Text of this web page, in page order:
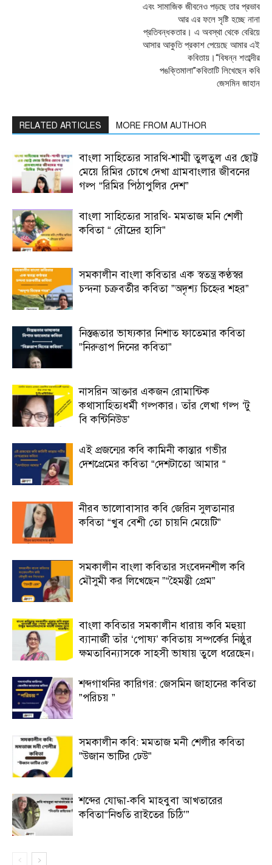
এবং সামাজিক জীবনেও পড়ছে তার প্রভাব
আর এর ফলে সৃষ্টি হচ্ছে নানা
প্রতিবন্ধকতার। এ অবস্থা থেকে বেরিয়ে
আসার আকুতি প্রকাশ পেয়েছে আমার এই
কবিতায়।“বিষন্ন শতাব্দীর
পঙক্তিমালা”কবিতাটি লিখেছেন কবি
জেসমিন জাহান
RELATED ARTICLES MORE FROM AUTHOR
বাংলা সাহিত্যের সারথি-শাম্মী তুলতুল এর ছোট্ট
মেয়ে রিমির চোখে দেখা গ্রামবাংলার জীবনের
গল্প “রিমির পিঠাপুলির দেশ”
বাংলা সাহিত্যের সারথি- মমতাজ মনি শেলী
কবিতা “ রৌদ্রের হাসি”
সমকালীন বাংলা কবিতার এক স্বতন্ত্র কণ্ঠস্বর
চন্দনা চক্রবর্তীর কবিতা ”অদৃশ্য চিহ্নের শহর”
নিস্তব্ধতার ভাষ্যকার নিশাত ফাতেমার কবিতা
”নিরুত্তাপ দিনের কবিতা”
নাসরিন আক্তার একজন রোমান্টিক
কথাসাহিত্যধর্মী গল্পকার। তাঁর লেখা গল্প ‘টু
বি কন্টিনিউড’
এই প্রজন্মের কবি কামিনী কান্তার গভীর
দেশপ্রেমের কবিতা “দেশটাতো আমার “
নীরব ভালোবাসার কবি জেরিন সুলতানার
কবিতা “খুব বেশী তো চায়নি মেয়েটি”
সমকালীন বাংলা কবিতার সংবেদনশীল কবি
মৌসুমী কর লিখেছেন ”“হৈমন্তী প্রেম”
বাংলা কবিতার সমকালীন ধারায় কবি মহুয়া
ব্যানার্জী তাঁর ‘পোষ্য’ কবিতায় সম্পর্কের নিষ্ঠুর
ক্ষমতাবিন্যাসকে সাহসী ভাষায় তুলে ধরেছেন।
শব্দগাথনির কারিগর: জেসমিন জাহানের কবিতা
”পরিচয় ”
সমকালীন কবি: মমতাজ মনী শেলীর কবিতা
”উজান ভাটির ঢেউ”
শব্দের যোদ্ধা-কবি মাহবুবা আখতারের
কবিতা“নিশুতি রাইতের চিঠি’”